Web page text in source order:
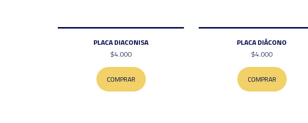
PLACA DIACONISA
$4.000
COMPRAR
PLACA DIÁCONO
$4.000
COMPRAR